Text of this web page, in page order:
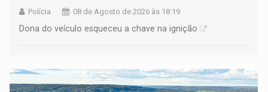
Polícia 08 de Agosto de 2026 às 18:19
Dona do veículo esqueceu a chave na ignição